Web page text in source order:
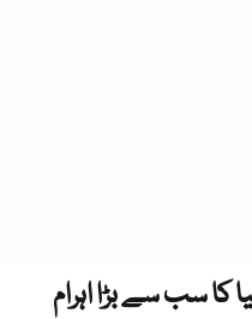
سب سے بڑا اہرام